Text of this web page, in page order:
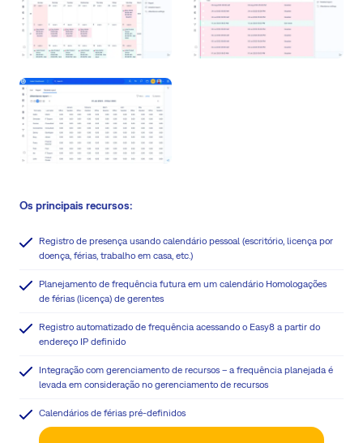
Os principais recursos:
Registro de presença usando calendário pessoal (escritório, licença por
doença, férias, trabalho em casa, etc.)
Planejamento de frequência futura em um calendário Homologações
de férias (licença) de gerentes
Registro automatizado de frequência acessando o Easy8 a partir do
endereço IP definido
Integração com gerenciamento de recursos – a frequência planejada é
levada em consideração no gerenciamento de recursos
Calendários de férias pré-definidos